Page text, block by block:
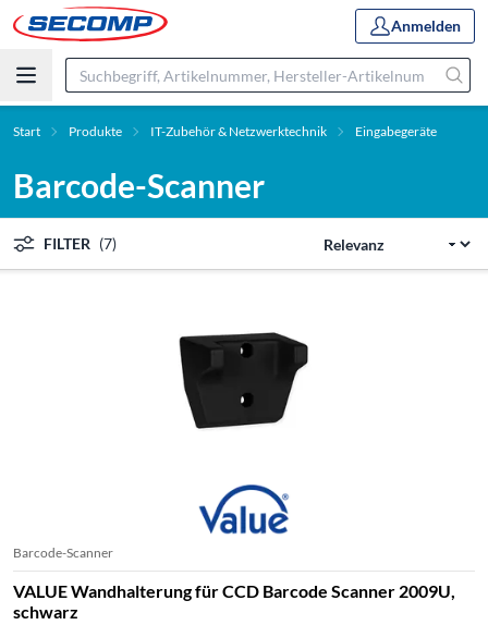
Anmelden
Start Produkte IT-Zubehör & Netzwerktechnik Eingabegeräte
Barcode-Scanner
FILTER (7)
Barcode-Scanner
VALUE Wandhalterung für CCD Barcode Scanner 2009U,
schwarz